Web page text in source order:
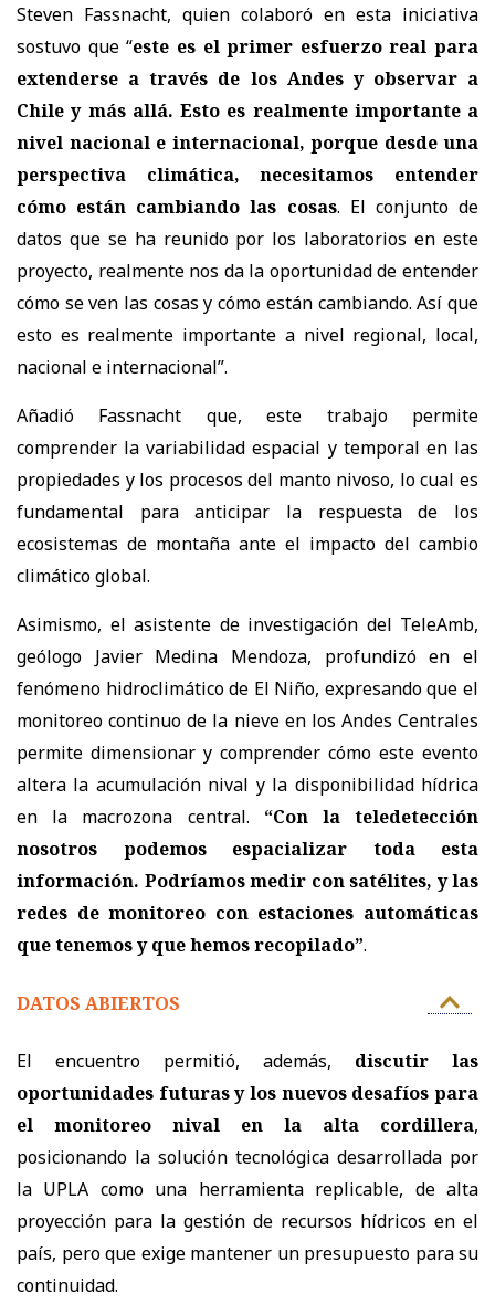
Steven Fassnacht, quien colaboró en esta iniciativa
sostuvo que “este es el primer esfuerzo real para
extenderse a través de los Andes y observar a
Chile y más allá. Esto es realmente importante a
nivel nacional e internacional, porque desde una
perspectiva climática, necesitamos entender
cómo están cambiando las cosas. El conjunto de
datos que se ha reunido por los laboratorios en este
proyecto, realmente nos da la oportunidad de entender
cómo se ven las cosas y cómo están cambiando. Así que
esto es realmente importante a nivel regional, local,
nacional e internacional”.
Añadió Fassnacht que, este trabajo permite
comprender la variabilidad espacial y temporal en las
propiedades y los procesos del manto nivoso, lo cual es
fundamental para anticipar la respuesta de los
ecosistemas de montaña ante el impacto del cambio
climático global.
Asimismo, el asistente de investigación del TeleAmb,
geólogo Javier Medina Mendoza, profundizó en el
fenómeno hidroclimático de El Niño, expresando que el
monitoreo continuo de la nieve en los Andes Centrales
permite dimensionar y comprender cómo este evento
altera la acumulación nival y la disponibilidad hídrica
en la macrozona central.
“Con la teledetección
nosotros podemos espacializar toda esta
información. Podríamos medir con satélites, y las
redes de monitoreo con estaciones automáticas
que tenemos y que hemos recopilado”.
DATOS ABIERTOS
El encuentro permitió, además,
discutir las
oportunidades futuras y los nuevos desafíos para
el monitoreo nival en la alta cordillera,
posicionando la solución tecnológica desarrollada por
la UPLA como una herramienta replicable, de alta
proyección para la gestión de recursos hídricos en el
país, pero que exige mantener un presupuesto para su
continuidad.